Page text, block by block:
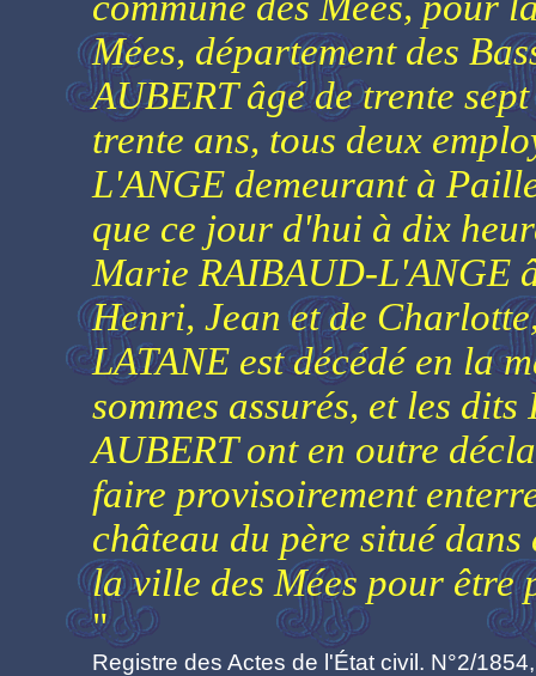
Mées, département des
AUBERT âgé de trente
trente ans, tous deux
L'ANGE demeurant à
que ce jour d'hui à dix
Marie RAIBAUD-L'ANGE
Henri, Jean et de
LATANE est décédé en la
sommes assurés, et les
AUBERT ont en outre
faire provisoirement
château du père situé
la ville des Mées pour
"
Registre des Actes de l'État civil. N°2/